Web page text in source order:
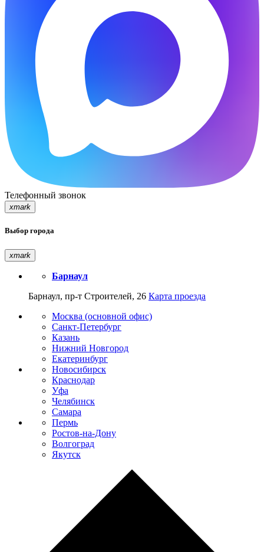
Телефонный звонок
xmark
Выбор города
xmark
Барнаул
Барнаул, пр-т Строителей, 26 Карта проезда
Москва (основной офис)
Санкт-Петербург
Казань
Нижний Новгород
Екатеринбург
Новосибирск
Краснодар
Уфа
Челябинск
Самара
Пермь
Ростов-на-Дону
Волгоград
Якутск